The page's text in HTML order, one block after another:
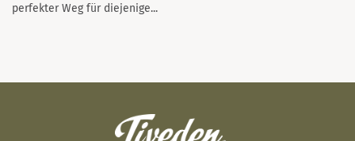
perfekter Weg für diejenige...